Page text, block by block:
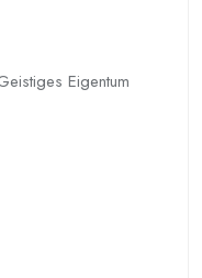
Eigentum